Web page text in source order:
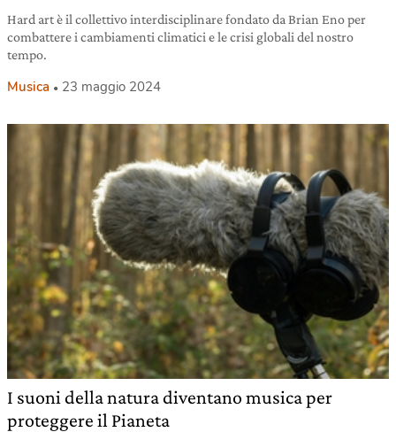
Hard art è il collettivo interdisciplinare fondato da Brian Eno per
combattere i cambiamenti climatici e le crisi globali del nostro
tempo.
Musica 23 maggio 2024
I suoni della natura diventano musica per
proteggere il Pianeta